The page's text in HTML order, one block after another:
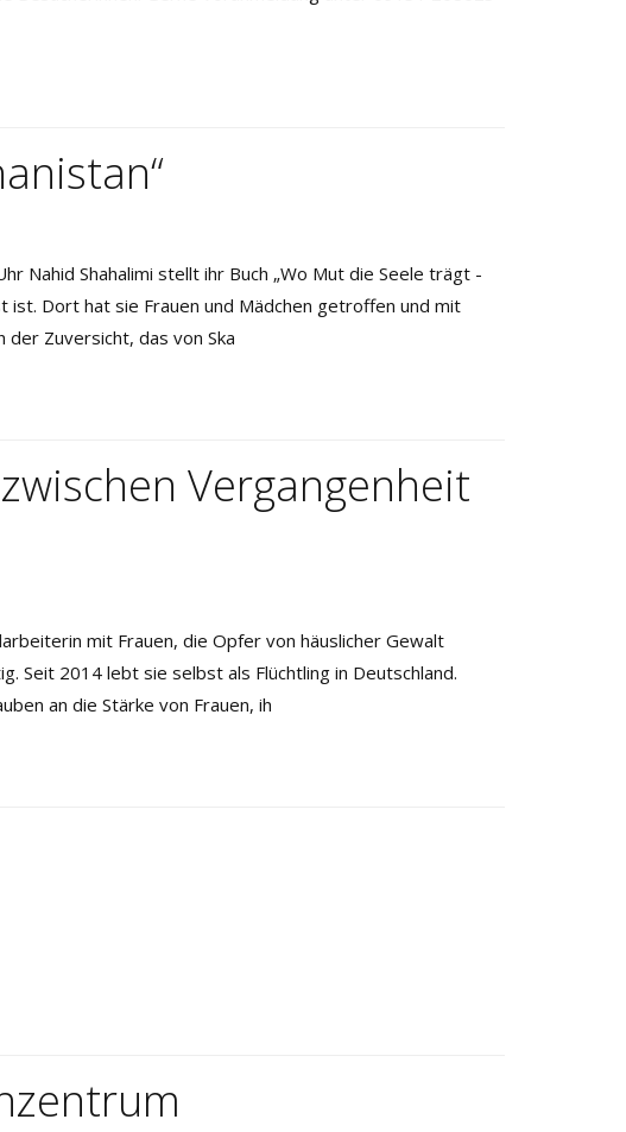
Nahid Shahalimi stellt ihr Buch „Wo Mut die Seele trägt -
ist. Dort hat sie Frauen und Mädchen getroffen und mit
Zuversicht, das von Ska
Vergangenheit
mit Frauen, die Opfer von häuslicher Gewalt
Seit 2014 lebt sie selbst als Flüchtling in Deutschland.
an die Stärke von Frauen, ih